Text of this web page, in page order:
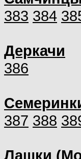
383 384
Деркачи
386
387 388
Лашки